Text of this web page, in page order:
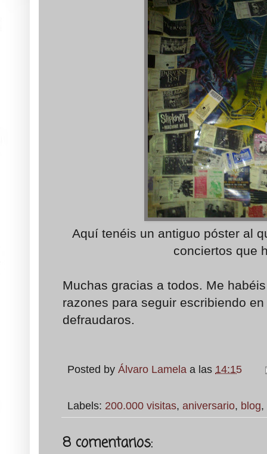
Aquí tenéis un antiguo póster al
conciertos que
Muchas gracias a todos. Me
razones para seguir escribiendo
defraudaros.
Posted by Álvaro Lamela a las 14:15
Labels: 200.000 visitas, aniversario, blog,
8 comentarios: